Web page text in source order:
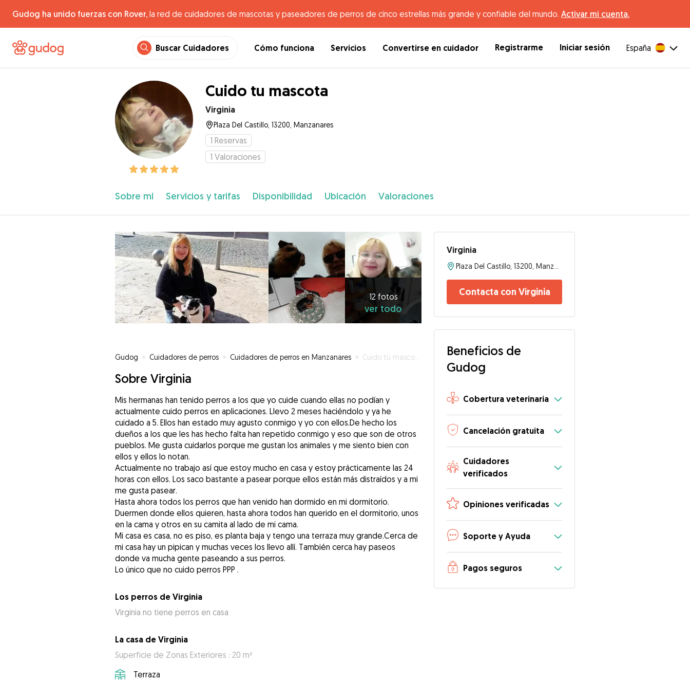
Gudog ha unido fuerzas con Rover, la red de cuidadores de mascotas y paseadores de perros de cinco estrellas más grande y confiable del mundo. Activar mi cuenta.
Buscar Cuidadores Cómo funciona Servicios Convertirse en cuidador Registrarme Iniciar sesión España
Cuido tu mascota
Virginia
Plaza Del Castillo, 13200, Manzanares
1 Reservas
1 Valoraciones
Sobre mí Servicios y tarifas Disponibilidad Ubicación Valoraciones
12 fotos
ver todo
Gudog » Cuidadores de perros » Cuidadores de perros en Manzanares » Cuido tu mascota
Sobre Virginia
Mis hermanas han tenido perros a los que yo cuide cuando ellas no podían y
actualmente cuido perros en aplicaciones. Llevo 2 meses haciéndolo y ya he
cuidado a 5. Ellos han estado muy agusto conmigo y yo con ellos.De hecho los
dueños a los que les has hecho falta han repetido conmigo y eso que son de otros
pueblos. Me gusta cuidarlos porque me gustan los animales y me siento bien con
ellos y ellos lo notan.
Actualmente no trabajo así que estoy mucho en casa y estoy prácticamente las 24
horas con ellos. Los saco bastante a pasear porque ellos están más distraídos y a mi
me gusta pasear.
Hasta ahora todos los perros que han venido han dormido en mi dormitorio.
Duermen donde ellos quieren, hasta ahora todos han querido en el dormitorio, unos
en la cama y otros en su camita al lado de mi cama.
Mi casa es casa, no es piso, es planta baja y tengo una terraza muy grande.Cerca de
mi casa hay un pipican y muchas veces los llevo allí. También cerca hay paseos
donde va mucha gente paseando a sus perros.
Lo único que no cuido perros PPP .
Los perros de Virginia
Virginia no tiene perros en casa
La casa de Virginia
Superficie de Zonas Exteriores : 20 m²
Terraza
Virginia
Contacta con Virginia
Beneficios de
Gudog
Cobertura veterinaria
Cancelación gratuita
Cuidadores
verificados
Opiniones verificadas
Soporte y Ayuda
Pagos seguros